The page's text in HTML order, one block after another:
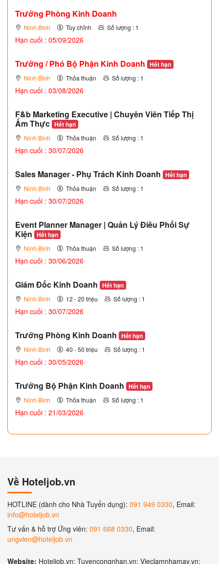
Trưởng Phòng Kinh Doanh
Ninh Bình Tùy chỉnh Số lượng : 1
Hạn cuối : 05/09/2026
Trưởng / Phó Bộ Phận Kinh Doanh Hết hạn
Ninh Bình Thỏa thuận Số lượng : 1
Hạn cuối : 03/08/2026
F&b Marketing Executive | Chuyên Viên Tiếp Thị
Ẩm Thực Hết hạn
Ninh Bình Thỏa thuận Số lượng : 1
Hạn cuối : 30/07/2026
Sales Manager - Phụ Trách Kinh Doanh Hết hạn
Ninh Bình Thỏa thuận Số lượng : 1
Hạn cuối : 30/07/2026
Event Planner Manager | Quản Lý Điều Phối Sự
Kiện Hết hạn
Ninh Bình Thỏa thuận Số lượng : 1
Hạn cuối : 30/06/2026
Giám Đốc Kinh Doanh Hết hạn
Ninh Bình 12 - 20 triệu Số lượng : 1
Hạn cuối : 30/07/2026
Trưởng Phòng Kinh Doanh Hết hạn
Ninh Bình 40 - 50 triệu Số lượng : 1
Hạn cuối : 30/05/2026
Trưởng Bộ Phận Kinh Doanh Hết hạn
Ninh Bình Thỏa thuận Số lượng : 1
Hạn cuối : 21/03/2026
Về Hoteljob.vn
HOTLINE (dành cho Nhà Tuyển dụng): 091 949 0330, Email:
info@hoteljob.vn
Tư vấn & hỗ trợ Ứng viên: 091 668 0330, Email:
ungvien@hoteljob.vn
Website: Hoteljob.vn; Tuyencongnhan.vn; Vieclamnhamay.vn;